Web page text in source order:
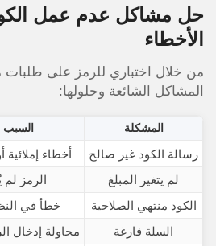
حل مشاكل عدم عمل
الأخطاء
من خلال اختباري للرمز على
المشاكل الشائعة وحلولها:
المشكلة السبب
رسالة الكود غير صالح أخطاء
لم يتغير المبلغ
الرمز لم
الكود منتهي الصلاحية
خطأ في
السلة فارغة
محاولة إدخال